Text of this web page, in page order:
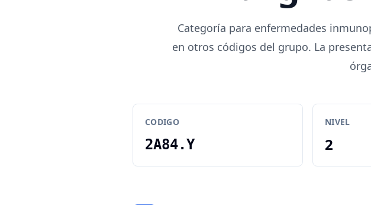
Categoría para enfermedades
en otros códigos del grupo. La
CODIGO
2A84.Y
NIVEL
2